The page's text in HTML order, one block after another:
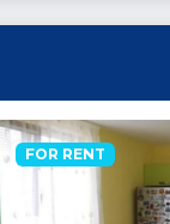
FOR RENT